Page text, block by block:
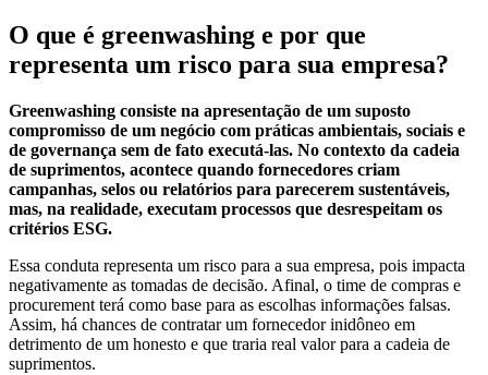
O que é greenwashing e por que
representa um risco para sua empresa?
Greenwashing consiste na apresentação de um suposto
compromisso de um negócio com práticas ambientais, sociais e
de governança sem de fato executá-las. No contexto da cadeia
de suprimentos, acontece quando fornecedores criam
campanhas, selos ou relatórios para parecerem sustentáveis,
mas, na realidade, executam processos que desrespeitam os
critérios ESG.
Essa conduta representa um risco para a sua empresa, pois impacta
negativamente as tomadas de decisão. Afinal, o time de compras e
procurement terá como base para as escolhas informações falsas.
Assim, há chances de contratar um fornecedor inidôneo em
detrimento de um honesto e que traria real valor para a cadeia de
suprimentos.